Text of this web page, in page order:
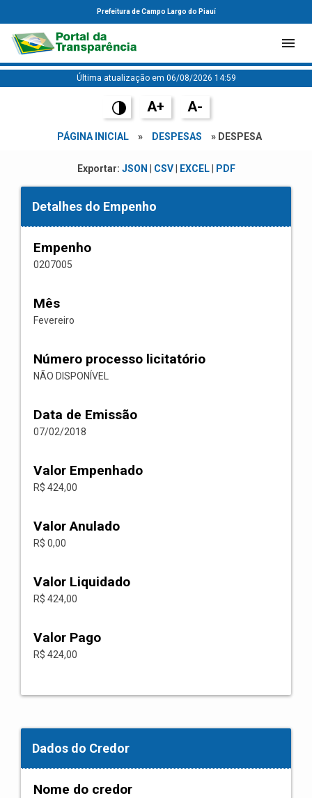
Prefeitura de Campo Largo do Piauí
Última atualização em 06/08/2026 14:59
A+ A-
PÁGINA INICIAL » DESPESAS » DESPESA
Exportar: JSON CSV| EXCEL| PDF
Detalhes do Empenho
Empenho
0207005
Mês
Fevereiro
Número processo licitatório
NÃO DISPONÍVEL
Data de Emissão
07/02/2018
Valor Empenhado
R$ 424,00
Valor Anulado
R$ 0,00
Valor Liquidado
R$ 424,00
Valor Pago
R$ 424,00
Dados do Credor
Nome do credor